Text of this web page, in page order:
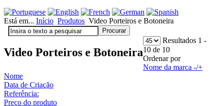
Está em... Início Produtos Video Porteiros e Botoneira
Video Porteiros e Botoneira
Resultados 1 -
10 de 10
Ordenar por
Nome da marca -/+
Nome
Data de Criação
Referência:
Preço do produto